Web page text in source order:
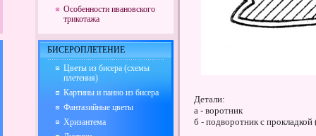
Детали:
а - воротник
б - подворотник с
Особенности ивановского
трикотажа
БИСЕРОПЛЕТЕНИЕ
Цветы из бисера (схемы
плетения)
Картины и панно из бисера
Фантазийные цветы
Хризантема